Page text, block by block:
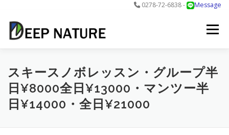
0278-72-6838 -
Message
メニュー
アクティビティ 料金 DNについて 最新情報
お問合せ 予約する＞
スキースノボレッスン・グループ半
日¥8000全日¥13000・マンツー半
日¥14000・全日¥21000